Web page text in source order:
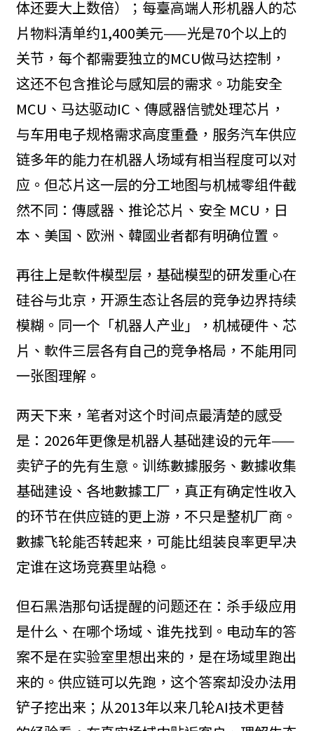
体还要大上数倍）；每臺高端人形机器人的芯
片物料清单约1,400美元——光是70个以上的
关节，每个都需要独立的MCU做马达控制，
这还不包含推论与感知层的需求。功能安全
MCU、马达驱动IC、傳感器信號处理芯片，
与车用电子规格需求高度重叠，服务汽车供应
链多年的能力在机器人场域有相当程度可以对
应。但芯片这一层的分工地图与机械零组件截
然不同：傳感器、推论芯片、安全 MCU，日
本、美国、欧洲、韓國业者都有明确位置。
再往上是軟件模型层，基础模型的研发重心在
硅谷与北京，开源生态让各层的竞争边界持续
模糊。同一个「机器人产业」，机械硬件、芯
片、軟件三层各有自己的竞争格局，不能用同
一张图理解。
两天下来，笔者对这个时间点最清楚的感受
是：2026年更像是机器人基础建设的元年——
卖铲子的先有生意。训练數據服务、數據收集
基础建设、各地數據工厂，真正有确定性收入
的环节在供应链的更上游，不只是整机厂商。
數據飞轮能否转起来，可能比组装良率更早决
定谁在这场竞赛里站稳。
但石黑浩那句话提醒的问题还在：杀手级应用
是什么、在哪个场域、谁先找到。电动车的答
案不是在实验室里想出来的，是在场域里跑出
来的。供应链可以先跑，这个答案却没办法用
铲子挖出来；从2013年以来几轮AI技术更替